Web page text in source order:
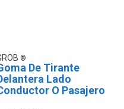
De Tirante
Lado
O Pasajero